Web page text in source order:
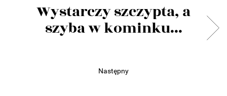
Wystarczy szczypta, a
szyba w kominku...
Następny